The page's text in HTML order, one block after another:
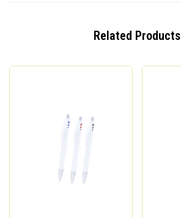
Related Products